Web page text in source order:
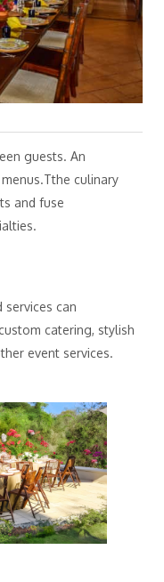
guests. An
culinary
and fuse
services can
catering, stylish
event services.